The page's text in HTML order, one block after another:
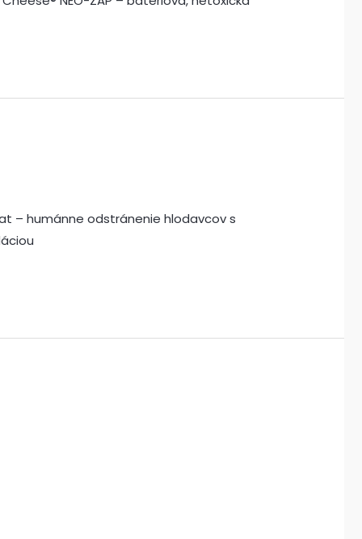
– humánne odstránenie hlodavcov s